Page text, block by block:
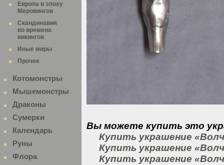
Европа в эпоху
Меровингов
Скандинавия
во времена
викингов
Иные миры
Прочее
Котомонстры
Мышемонстры
Драконы
Сумерки
Календарь
Руны
Флора
Вы можете купить это
Купить украшение
Купить украшение
Купить украшение